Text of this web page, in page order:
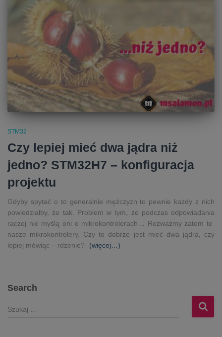
STM32
Czy lepiej mieć dwa jądra niż
jedno? STM32H7 – konfiguracja
projektu
Gdyby spytać o to generalnie mężczyzn to pewnie każdy z nich
powiedziałby, że tak. Problem w tym, że podczas odpowiadania
raczej nie myślą oni o mikrokontrolerach… Rozważmy zatem te
nasze mikrokontrolery. Czy to dobrze jest mieć dwa jądra, czy
lepiej mówiąc – rdzenie?
(więcej…)
Search
S